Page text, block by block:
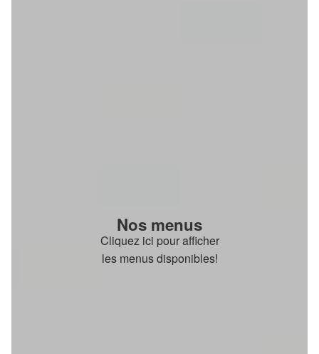
Nos menus
Cliquez ici pour afficher
les menus disponibles!